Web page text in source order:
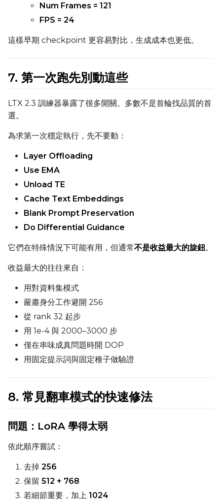
Num Frames = 121
FPS = 24
這樣早期 checkpoint 更容易對比，生成成本也更低。
7. 第一次跑先別動這些
LTX 2.3 訓練器暴露了很多開關。多數不是首輪找品質的首
選。
為求第一次穩定執行，先不要動：
Layer Offloading
Use EMA
Unload TE
Cache Text Embeddings
Blank Prompt Preservation
Do Differential Guidance
它們在特殊情況下可能有用，但通常不是收益最大的旋鈕。
收益最大的往往來自：
用對資料集模式
嚴肅身分工作避開 256
從 rank 32 起步
用 1e-4 與 2000–3000 步
僅在串味成真問題時開 DOP
用固定提示詞與固定種子做驗證
8. 常見翻車模式的快速修法
問題：LoRA 學得太弱
依此順序嘗試：
去掉 256
保留 512 + 768
若細節重要，加上 1024